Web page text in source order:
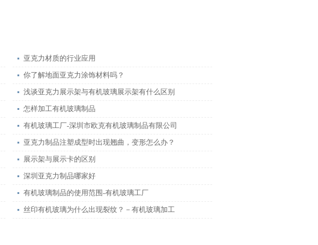
亚克力材质的行业应用
你了解地面亚克力涂饰材料吗？
浅谈亚克力展示架与有机玻璃展示架有什么区别
怎样加工有机玻璃制品
有机玻璃工厂-深圳市欧克有机玻璃制品有限公司
亚克力制品注塑成型时出现翘曲，变形怎么办？
展示架与展示卡的区别
深圳亚克力制品哪家好
有机玻璃制品的使用范围-有机玻璃工厂
丝印有机玻璃为什么出现裂纹？－有机玻璃加工